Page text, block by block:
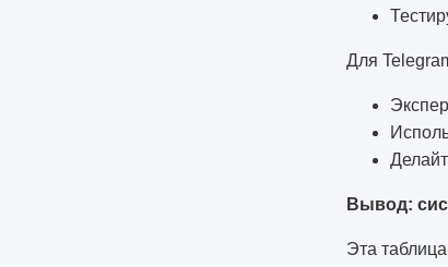
Для
Вывод:
Эта